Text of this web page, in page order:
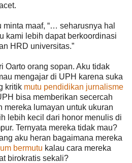
maaf, “… seharusnya hal
kami lebih dapat berkoordinasi
HRD universitas.”
Oarto orang sopan. Aku tidak
mengajar di UPH karena suka
kritik mutu pendidikan jurnalisme
bisa memberikan secercah
mereka lumayan untuk ukuran
lebih kecil dari honor menulis di
Ternyata mereka tidak mau?
aku heran bagaimana mereka
bermutu kalau cara mereka
birokratis sekali?